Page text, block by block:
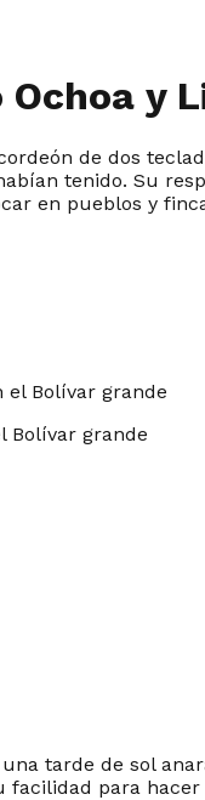
y
de dos
tenido. Su
en pueblos y
Bolívar grande
tarde de sol
para